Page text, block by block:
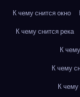
К чему снится окно
К чему снится река
К
К чему
К чему